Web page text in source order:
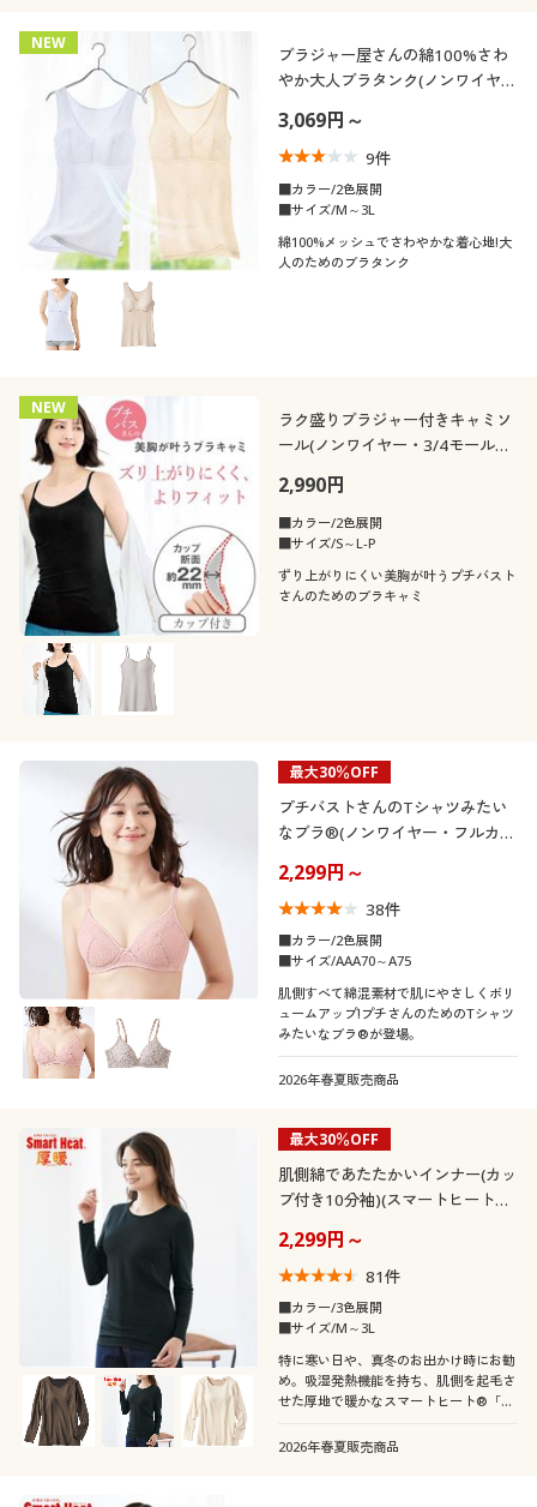
NEW
ブラジャー屋さんの綿100%さわ
やか大人ブラタンク(ノンワイヤ
3,069円～
9件
■カラー/2色展開
■サイズ/M～3L
綿100%メッシュでさわやかな着心地!大
人のためのブラタンク
NEW
ラク盛りブラジャー付きキャミソ
ール(ノンワイヤー・3/4モールド
2,990円
■カラー/2色展開
■サイズ/S～L-P
ずり上がりにくい美胸が叶うプチバスト
さんのためのブラキャミ
最大30％OFF
プチバストさんのTシャツみたい
なブラ®(ノンワイヤー・フルカッ
2,299円～
38件
■カラー/2色展開
■サイズ/AAA70～A75
肌側すべて綿混素材で肌にやさしくボリ
ュームアップ!プチさんのためのTシャツ
みたいなブラ®が登場。
2026年春夏販売商品
最大30％OFF
肌側綿であたたかいインナー(カッ
プ付き10分袖)(スマートヒート®
2,299円～
81件
■カラー/3色展開
■サイズ/M～3L
特に寒い日や、真冬のお出かけ時にお勧
め。吸湿発熱機能を持ち、肌側を起毛さ
せた厚地で暖かなスマートヒート®「厚
シャツ感覚で着れる10分袖。1枚で暖か
2026年春夏販売商品